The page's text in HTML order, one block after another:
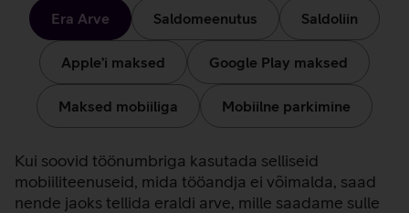
ja
maksed
Era Arve Saldomeenutus Saldoliin
Apple’i maksed Google Play maksed
Maksed mobiiliga Mobiilne parkimine
Era
Arve
Kui soovid töönumbriga kasutada selliseid
mobiiliteenuseid, mida tööandja ei võimalda, saad
nende jaoks tellida eraldi arve, mille saadame sulle